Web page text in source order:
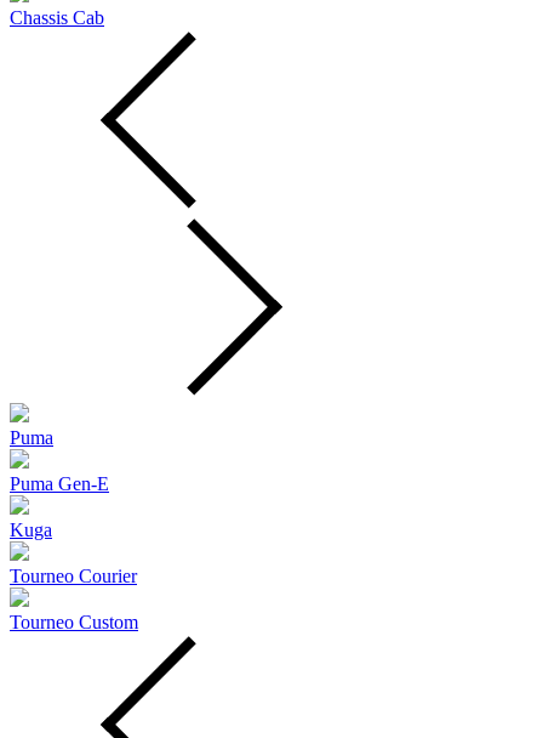
Chassis Cab
Puma
Puma Gen‑E
Kuga
Tourneo Courier
Tourneo Custom